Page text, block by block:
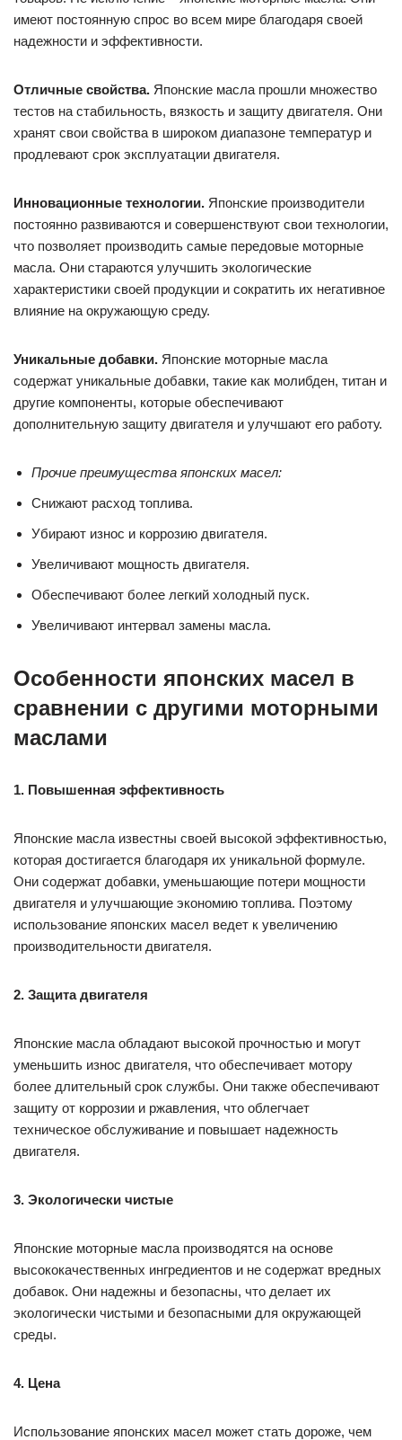
имеют постоянную спрос во всем мире благодаря своей
надежности и эффективности.
Отличные свойства. Японские масла прошли множество
тестов на стабильность, вязкость и защиту двигателя. Они
хранят свои свойства в широком диапазоне температур и
продлевают срок эксплуатации двигателя.
Инновационные технологии. Японские производители
постоянно развиваются и совершенствуют свои технологии,
что позволяет производить самые передовые моторные
масла. Они стараются улучшить экологические
характеристики своей продукции и сократить их негативное
влияние на окружающую среду.
Уникальные добавки. Японские моторные масла
содержат уникальные добавки, такие как молибден, титан и
другие компоненты, которые обеспечивают
дополнительную защиту двигателя и улучшают его работу.
Прочие преимущества японских масел:
Снижают расход топлива.
Убирают износ и коррозию двигателя.
Увеличивают мощность двигателя.
Обеспечивают более легкий холодный пуск.
Увеличивают интервал замены масла.
Особенности японских масел в
сравнении с другими моторными
маслами
1. Повышенная эффективность
Японские масла известны своей высокой эффективностью,
которая достигается благодаря их уникальной формуле.
Они содержат добавки, уменьшающие потери мощности
двигателя и улучшающие экономию топлива. Поэтому
использование японских масел ведет к увеличению
производительности двигателя.
2. Защита двигателя
Японские масла обладают высокой прочностью и могут
уменьшить износ двигателя, что обеспечивает мотору
более длительный срок службы. Они также обеспечивают
защиту от коррозии и ржавления, что облегчает
техническое обслуживание и повышает надежность
двигателя.
3. Экологически чистые
Японские моторные масла производятся на основе
высококачественных ингредиентов и не содержат вредных
добавок. Они надежны и безопасны, что делает их
экологически чистыми и безопасными для окружающей
среды.
4. Цена
Использование японских масел может стать дороже, чем